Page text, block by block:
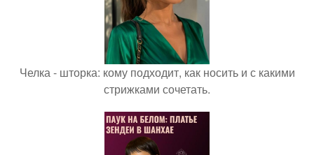
Челка - шторка: кому подходит, как носить и с какими
стрижками сочетать.